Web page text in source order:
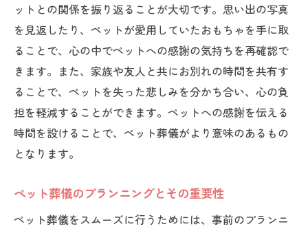
ペット葬儀がもたらす家族の絆の再確認
ペット葬儀の文化的背景とその変遷
愛するペットと最後の時間を過ごすためのペッ
ト葬儀
ペットが好きだったものを取り入れる
家族全員での思い出作り
適切な葬儀サービスの選び方
ペット葬儀の流れと進め方
ットとの関係を振り返ることが大切です。思い出の写真
を見返したり、ペットが愛用していたおもちゃを手に取
ることで、心の中でペットへの感謝の気持ちを再確認で
きます。また、家族や友人と共にお別れの時間を共有す
ることで、ペットを失った悲しみを分かち合い、心の負
担を軽減することができます。ペットへの感謝を伝える
時間を設けることで、ペット葬儀がより意味のあるもの
となります。
ペット葬儀のプランニングとその重要性
ペット葬儀をスムーズに行うためには、事前のプランニ